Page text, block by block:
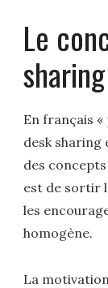
Le
En français
desk sharing
des concepts
est de sortir
les
homogène.
La